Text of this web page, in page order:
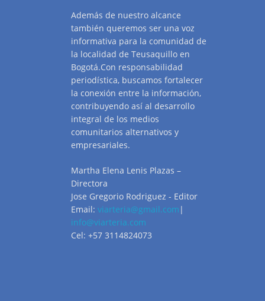
Además de nuestro alcance
también queremos ser una voz
informativa para la comunidad de
la localidad de Teusaquillo en
Bogotá.Con responsabilidad
periodística, buscamos fortalecer
la conexión entre la información,
contribuyendo así al desarrollo
integral de los medios
comunitarios alternativos y
empresariales.
Martha Elena Lenis Plazas –
Directora
Jose Gregorio Rodriguez - Editor
Email: viarteria@gmail.com |
info@viarteria.com
Cel: +57 3114824073